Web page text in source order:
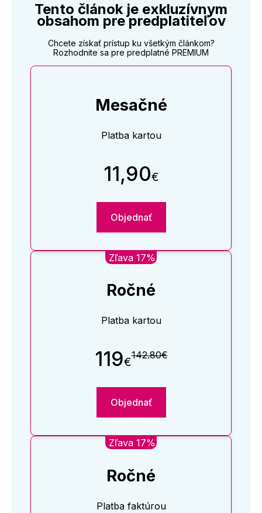
Tento článok je exkluzívnym
obsahom pre predplatiteľov
Chcete získať prístup ku všetkým článkom?
Rozhodnite sa pre predplatné PREMIUM
Mesačné
Platba kartou
11,90€
Objednať
Zľava 17%
Ročné
Platba kartou
119€142.80€
Objednať
Zľava 17%
Ročné
Platba faktúrou